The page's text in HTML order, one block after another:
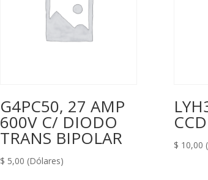
G4PC50, 27 AMP
600V C/ DIODO
TRANS BIPOLAR
$ 5,00 (Dólares)
$ 10,00